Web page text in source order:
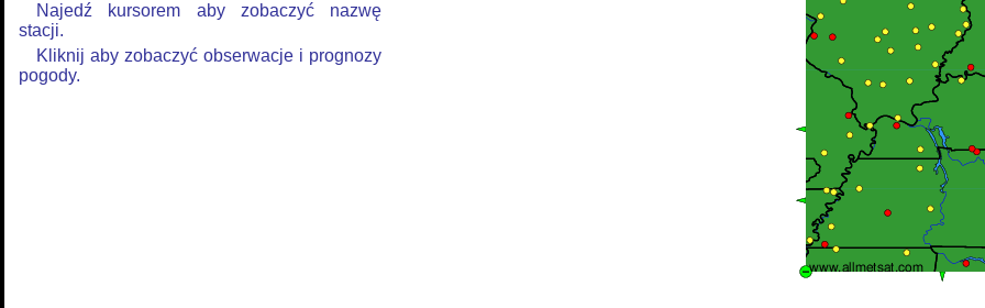
Najedź kursorem aby zobaczyć nazwę
stacji.
Kliknij aby zobaczyć obserwacje i prognozy
pogody.